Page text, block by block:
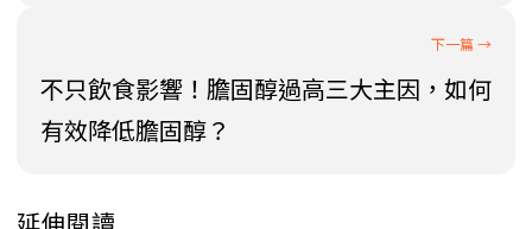
不只飲食影響！膽固醇過高三大主因，如何
有效降低膽固醇？
延伸閱讀